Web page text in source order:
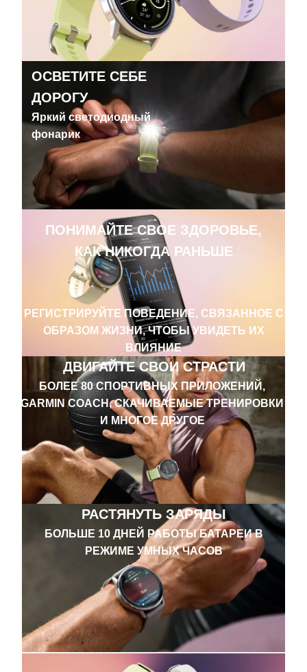
ПОНИМАЙТЕ СВОЕ ЗДОРОВЬЕ,
КАК НИКОГДА РАНЬШЕ
ОСВЕТИТЕ СЕБЕ
ДОРОГУ
ДВИГАЙТЕ СВОИ СТРАСТИ
РАСТЯНУТЬ ЗАРЯДЫ
Яркий светодиодный
фонарик
РЕГИСТРИРУЙТЕ ПОВЕДЕНИЕ, СВЯЗАННОЕ С
ОБРАЗОМ ЖИЗНИ, ЧТОБЫ УВИДЕТЬ ИХ
ВЛИЯНИЕ
БОЛЕЕ 80 СПОРТИВНЫХ ПРИЛОЖЕНИЙ,
GARMIN COACH, СКАЧИВАЕМЫЕ ТРЕНИРОВКИ
И МНОГОЕ ДРУГОЕ
БОЛЬШЕ 10 ДНЕЙ РАБОТЫ БАТАРЕИ В
РЕЖИМЕ УМНЫХ ЧАСОВ